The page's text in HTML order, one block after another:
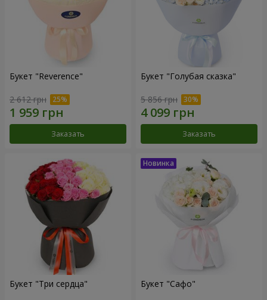
Букет "Reverence"
2 612 грн
Заказать
Букет "Голубая сказка"
5 856 грн
Заказать
Букет "Три сердца" Букет "Сафо"